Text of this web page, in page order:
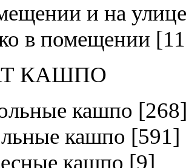
и на улице
в помещении
КАШПО
кашпо
кашпо [591]
кашпо [9]